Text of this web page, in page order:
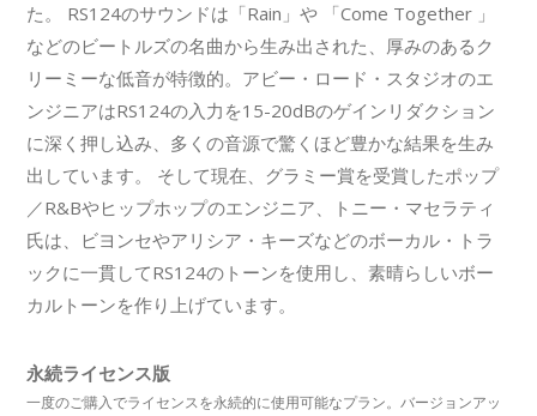
た。 RS124のサウンドは「Rain」や 「Come Together 」
などのビートルズの名曲から生み出された、厚みのあるク
リーミーな低音が特徴的。アビー・ロード・スタジオのエ
ンジニアはRS124の入力を15-20dBのゲインリダクション
に深く押し込み、多くの音源で驚くほど豊かな結果を生み
出しています。 そして現在、グラミー賞を受賞したポップ
／R&Bやヒップホップのエンジニア、トニー・マセラティ
氏は、ビヨンセやアリシア・キーズなどのボーカル・トラ
ックに一貫してRS124のトーンを使用し、素晴らしいボー
カルトーンを作り上げています。
永続ライセンス版
一度のご購入でライセンスを永続的に使用可能なプラン。バージョンアッ